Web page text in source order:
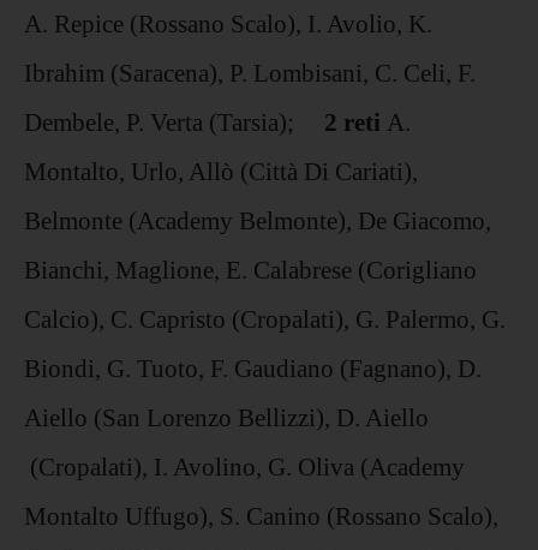
A. Repice (Rossano Scalo), I. Avolio, K.
Ibrahim (Saracena), P. Lombisani, C. Celi, F.
Dembele, P. Verta (Tarsia); 2 reti A.
Montalto, Urlo, Allò (Città Di Cariati),
Belmonte (Academy Belmonte), De Giacomo,
Bianchi, Maglione, E. Calabrese (Corigliano
Calcio), C. Capristo (Cropalati), G. Palermo, G.
Biondi, G. Tuoto, F. Gaudiano (Fagnano), D.
Aiello (San Lorenzo Bellizzi), D. Aiello
(Cropalati), I. Avolino, G. Oliva (Academy
Montalto Uffugo), S. Canino (Rossano Scalo),